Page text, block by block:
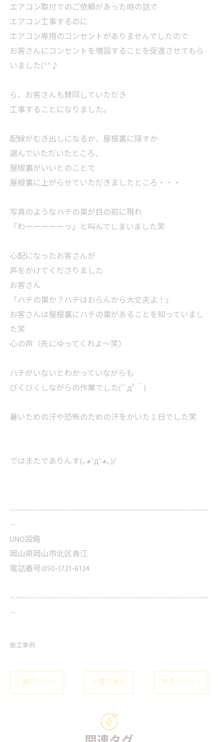
エアコン取付でのご依頼があった時の話で
エアコン工事するのに
エアコン専用のコンセントがありませんでしたので
お客さんにコンセントを増設することを促進させてもら
いました(^^♪
ら、お客さんも賛同していただき
工事することになりました。
配線がむき出しになるか、屋根裏に隠すか
選んでいただいたところ、
屋根裏がいいとのことで
屋根裏に上がらせていただきましたところ・・・
写真のようなハチの巣が目の前に現れ
「わーーーーーっ」と叫んでしまいました笑
心配になったお客さんが
声をかけてくださりました
お客さん
「ハチの巣か？ハチはおらんから大丈夫よ！」
お客さんは屋根裏にハチの巣があることを知っていまし
た笑
心の声（先にゆってくれよ～笑）
ハチがいないとわかっていながらも
びくびくしながらの作業でした(´ﾟдﾟ｀)
暑いための汗や恐怖のための汗をかいた１日でした笑
ではまたでありんす(｡◕ˇдˇ​◕｡)/
--------------------------------------------------------------------
--
UNO設備
岡山県岡山市北区青江
電話番号:050-1721-6124
--------------------------------------------------------------------
--
施工事例
< 前のページ 一覧に戻る 次のページ >